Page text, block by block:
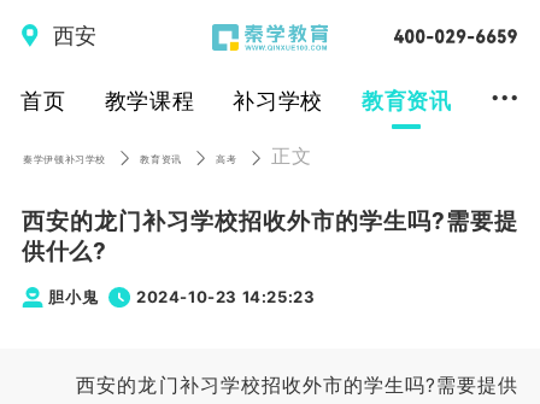
西安
首页 教学课程 补习学校 教育资讯 ...
秦学伊顿补习学校 教育资讯 高考 正文
西安的龙门补习学校招收外市的学生吗?需要提
供什么?
胆小鬼 2024-10-23 14:25:23
西安的龙门补习学校招收外市的学生吗?需要提供